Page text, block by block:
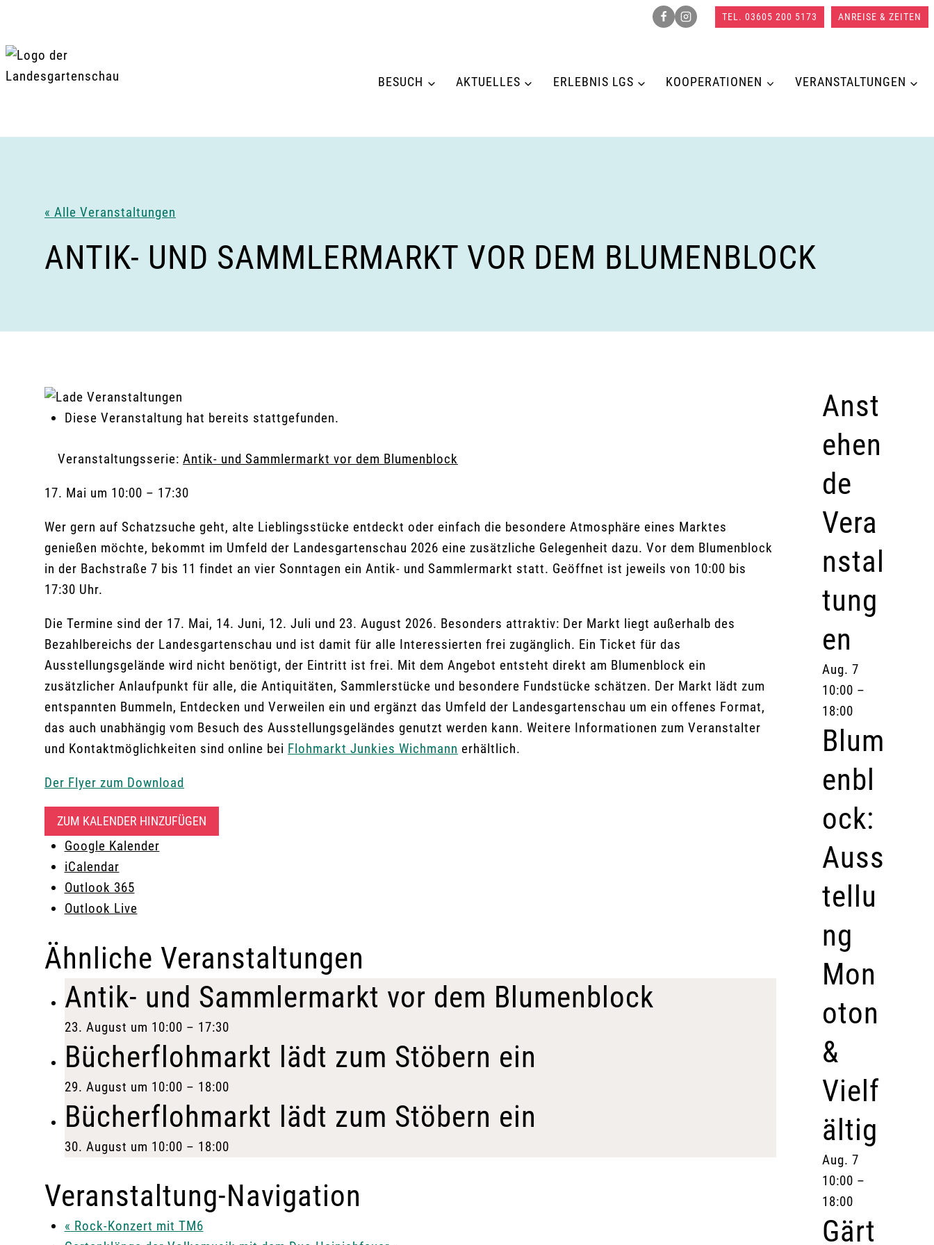
springen
TEL. 03605 200 5173 ANREISE & ZEITEN
BESUCH AKTUELLES ERLEBNIS LGS KOOPERATIONEN VERANSTALTUNGEN
« Alle Veranstaltungen
ANTIK- UND SAMMLERMARKT VOR DEM BLUMENBLOCK
Diese Veranstaltung hat bereits stattgefunden.
Veranstaltungsserie: Antik- und Sammlermarkt vor dem Blumenblock
17. Mai um 10:00 – 17:30
Wer gern auf Schatzsuche geht, alte Lieblingsstücke entdeckt oder einfach die besondere Atmosphäre eines Marktes
genießen möchte, bekommt im Umfeld der Landesgartenschau 2026 eine zusätzliche Gelegenheit dazu. Vor dem Blumenblock
in der Bachstraße 7 bis 11 findet an vier Sonntagen ein Antik- und Sammlermarkt statt. Geöffnet ist jeweils von 10:00 bis
17:30 Uhr.
Die Termine sind der 17. Mai, 14. Juni, 12. Juli und 23. August 2026. Besonders attraktiv: Der Markt liegt außerhalb des
Bezahlbereichs der Landesgartenschau und ist damit für alle Interessierten frei zugänglich. Ein Ticket für das
Ausstellungsgelände wird nicht benötigt, der Eintritt ist frei. Mit dem Angebot entsteht direkt am Blumenblock ein
zusätzlicher Anlaufpunkt für alle, die Antiquitäten, Sammlerstücke und besondere Fundstücke schätzen. Der Markt lädt zum
entspannten Bummeln, Entdecken und Verweilen ein und ergänzt das Umfeld der Landesgartenschau um ein offenes Format,
das auch unabhängig vom Besuch des Ausstellungsgeländes genutzt werden kann. Weitere Informationen zum Veranstalter
und Kontaktmöglichkeiten sind online bei Flohmarkt Junkies Wichmann erhältlich.
Der Flyer zum Download
ZUM KALENDER HINZUFÜGEN
Google Kalender
iCalendar
Outlook 365
Outlook Live
Ähnliche Veranstaltungen
Antik- und Sammlermarkt vor dem Blumenblock
23. August um 10:00 – 17:30
Bücherflohmarkt lädt zum Stöbern ein
29. August um 10:00 – 18:00
Bücherflohmarkt lädt zum Stöbern ein
30. August um 10:00 – 18:00
Veranstaltung-Navigation
« Rock-Konzert mit TM6
Anst
ehen
de
Vera
nstal
tung
en
Aug. 7
10:00 –
18:00
Blum
enbl
ock:
Auss
tellu
ng
Mon
oton
&
Vielf
ältig
Aug. 7
10:00 –
18:00
Gärt